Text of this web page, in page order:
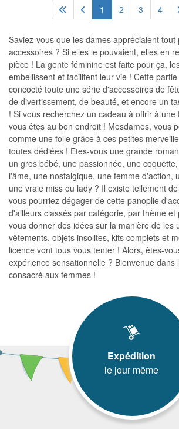
1 2 3 4
Saviez-vous que les dames appréciaient
accessoires ? Si elles le pouvaient, elles en
pièce ! La gente féminine est faite pour ça,
embellissent et facilitent leur vie ! Cette
concocté toute une série d'accessoires de
de divertissement, de beauté, et encore un
! Si vous recherchez un cadeau à offrir à
vous êtes au bon endroit ! Mesdames, vous
comme une folle grâce à ces petites
toutes dédiées ! Etes-vous une grande
un gros bébé, une passionnée, une
l'âme, une nostalgique, une femme d'action,
une vraie miss ou lady ? Il existe tellement
vous pourriez dégager de cette panoplie
d'ailleurs classés par catégorie, par thème
vous donner des idées sur la manière de les
vêtements, objets insolites, kits complets et
licence vont tous vous tenter ! Alors, êtes-
expérience sensationnelle ? Bienvenue dans
consacré aux femmes !
Expédition
le jour même